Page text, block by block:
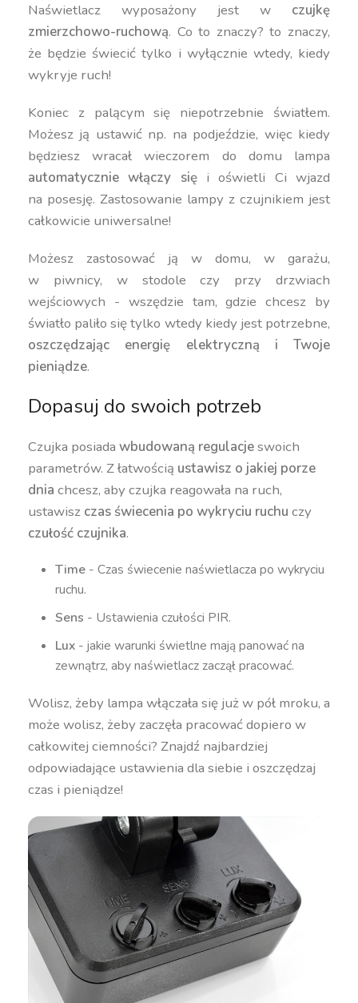
Naświetlacz wyposażony jest w czujkę
zmierzchowo-ruchową. Co to znaczy? to znaczy,
że będzie świecić tylko i wyłącznie wtedy, kiedy
wykryje ruch!
Koniec z palącym się niepotrzebnie światłem.
Możesz ją ustawić np. na podjeździe, więc kiedy
będziesz wracał wieczorem do domu lampa
automatycznie włączy sięi oświetli Ci wjazd
na posesję. Zastosowanie lampy z czujnikiem jest
całkowicie uniwersalne!
Możesz zastosować ją w domu, w garażu,
w piwnicy, w stodole czy przy drzwiach
wejściowych - wszędzie tam, gdzie chcesz by
światło paliło się tylko wtedy kiedy jest potrzebne,
oszczędzając energię elektryczną i Twoje
pieniądze.
Dopasuj do swoich potrzeb
Czujka posiadawbudowaną regulacjeswoich
parametrów. Z łatwością ustawisz o jakiej porze
dnia chcesz, aby czujka reagowała na ruch,
ustawisz czas świecenia po wykryciu ruchu czy
czułość czujnika.
Time - Czas świecenie naświetlacza po wykryciu
ruchu.
Sens - Ustawienia czułości PIR.
Lux - jakie warunki świetlne mają panować na
zewnątrz, aby naświetlacz zaczął pracować.
Wolisz, żeby lampa włączała się już w pół mroku, a
może wolisz, żeby zaczęła pracować dopiero w
całkowitej ciemności? Znajdź najbardziej
odpowiadające ustawienia dla siebie i oszczędzaj
czas i pieniądze!